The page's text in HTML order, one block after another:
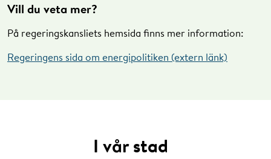
Vill du veta mer?
På regeringskansliets hemsida finns mer information:
Regeringens sida om energipolitiken (extern länk)
I vår stad